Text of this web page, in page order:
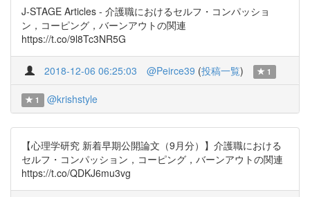
J-STAGE Articles - 介護職におけるセルフ・コンパッショ
ン，コーピング，バーンアウトの関連
https://t.co/9l8Tc3NR5G
2018-12-06 06:25:03 @Peirce39 (投稿一覧) 1
1 @krishstyle
【心理学研究 新着早期公開論文（9月分）】介護職における
セルフ・コンパッション，コーピング，バーンアウトの関連
https://t.co/QDKJ6mu3vg